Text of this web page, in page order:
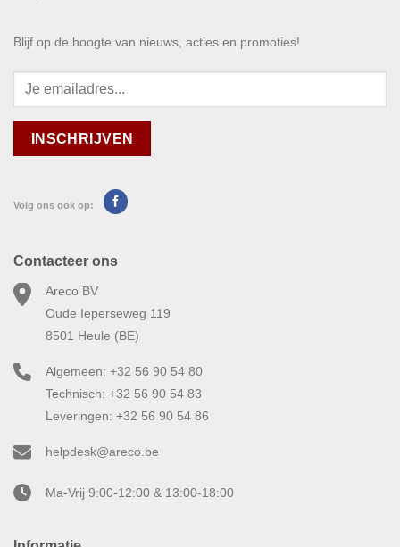
Blijf op de hoogte van nieuws, acties en promoties!
Volg ons ook op:
Contacteer ons
Areco BV
Oude Ieperseweg 119
8501 Heule (BE)
Algemeen: +32 56 90 54 80
Technisch: +32 56 90 54 83
Leveringen: +32 56 90 54 86
helpdesk@areco.be
Ma-Vrij 9:00-12:00 & 13:00-18:00